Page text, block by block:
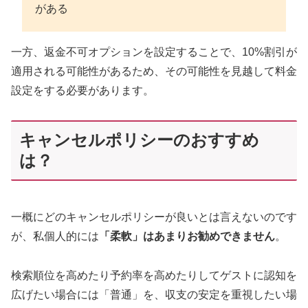
がある
一方、返金不可オプションを設定することで、10%割引が
適用される可能性があるため、その可能性を見越して料金
設定をする必要があります。
キャンセルポリシーのおすすめ
は？
一概にどのキャンセルポリシーが良いとは言えないのです
が、私個人的には 「柔軟」はあまりお勧めできません。
検索順位を高めたり予約率を高めたりしてゲストに認知を
広げたい場合には「普通」を、収支の安定を重視したい場